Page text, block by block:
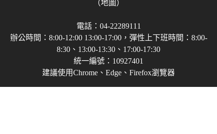
（地圖）
電話：04-22289111
辦公時間：8:00-12:00 13:00-17:00，彈性上下班時間：8:00-
8:30、13:00-13:30、17:00-17:30
統一編號：10927401
建議使用Chrome、Edge、Firefox瀏覽器